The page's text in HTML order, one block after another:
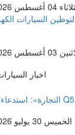
أغسطس 2026 09:32 مساءً
السيارات
أغسطس 2026 04:50 مساءً
اخبار
الخميس 30 يوليو 2026 06:28 مساءً